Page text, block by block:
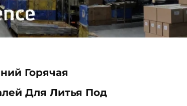
Горячая
Для Литья Под